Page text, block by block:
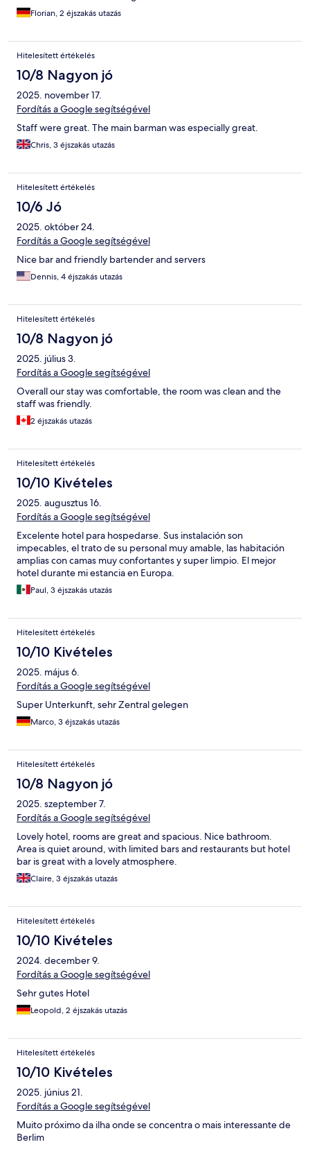
Florian, 2 éjszakás utazás
Hitelesített értékelés
10/8 Nagyon jó
2025. november 17.
Fordítás a Google segítségével
Staff were great. The main barman was especially great.
Chris, 3 éjszakás utazás
Hitelesített értékelés
10/6 Jó
2025. október 24.
Fordítás a Google segítségével
Nice bar and friendly bartender and servers
Dennis, 4 éjszakás utazás
Hitelesített értékelés
10/8 Nagyon jó
2025. július 3.
Fordítás a Google segítségével
Overall our stay was comfortable, the room was clean and the
staff was friendly.
2 éjszakás utazás
Hitelesített értékelés
10/10 Kivételes
2025. augusztus 16.
Fordítás a Google segítségével
Excelente hotel para hospedarse. Sus instalación son
impecables, el trato de su personal muy amable, las habitación
amplias con camas muy confortantes y super limpio. El mejor
hotel durante mi estancia en Europa.
Paul, 3 éjszakás utazás
Hitelesített értékelés
10/10 Kivételes
2025. május 6.
Fordítás a Google segítségével
Super Unterkunft, sehr Zentral gelegen
Marco, 3 éjszakás utazás
Hitelesített értékelés
10/8 Nagyon jó
2025. szeptember 7.
Fordítás a Google segítségével
Lovely hotel, rooms are great and spacious. Nice bathroom.
Area is quiet around, with limited bars and restaurants but hotel
bar is great with a lovely atmosphere.
Claire, 3 éjszakás utazás
Hitelesített értékelés
10/10 Kivételes
2024. december 9.
Fordítás a Google segítségével
Sehr gutes Hotel
Leopold, 2 éjszakás utazás
Hitelesített értékelés
10/10 Kivételes
2025. június 21.
Fordítás a Google segítségével
Muito próximo da ilha onde se concentra o mais interessante de
Berlim